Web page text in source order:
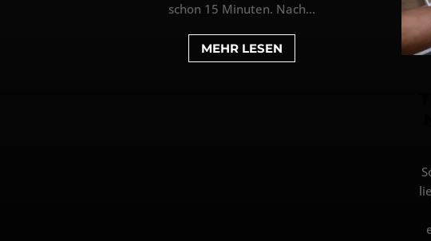
schon 15 Minuten. Nach...
MEHR LESEN